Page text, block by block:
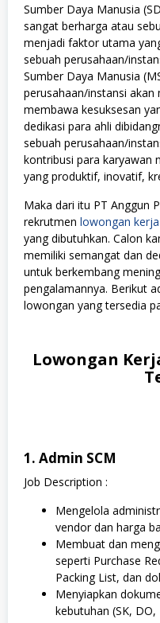
Sumber Daya Manusia
sangat berharga atau
menjadi faktor utama
sebuah perusahaan/
Sumber Daya Manusia
perusahaan/instansi
membawa kesuksesan
dedikasi para ahli
sebuah perusahaan/
kontribusi para karyawan
yang produktif, inovatif,
Maka dari itu PT Anggun
rekrutmen lowongan
yang dibutuhkan. Calon
memiliki semangat dan
untuk berkembang
pengalamannya. Berikut
lowongan yang tersedia
Lowongan
1. Admin SCM
Job Description :
Mengelola
vendor dan harga
Membuat dan
seperti Purchase
Packing List, dan
Menyiapkan
kebutuhan (SK,